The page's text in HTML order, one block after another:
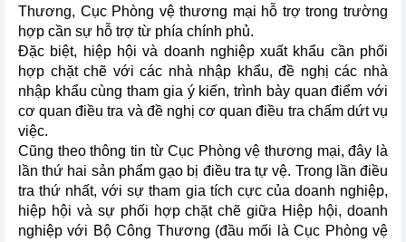
Thương, Cục Phòng vệ thương mại hỗ trợ trong trường
hợp cần sự hỗ trợ từ phía chính phủ.
Đặc biệt, hiệp hội và doanh nghiệp xuất khẩu cần phối
hợp chặt chẽ với các nhà nhập khẩu, đề nghị các nhà
nhập khẩu cùng tham gia ý kiến, trình bày quan điểm với
cơ quan điều tra và đề nghị cơ quan điều tra chấm dứt vụ
việc.
Cũng theo thông tin từ Cục Phòng vệ thương mại, đây là
lần thứ hai sản phẩm gạo bị điều tra tự vệ. Trong lần điều
tra thứ nhất, với sự tham gia tích cực của doanh nghiệp,
hiệp hội và sự phối hợp chặt chẽ giữa Hiệp hội, doanh
nghiệp với Bộ Công Thương (đầu mối là Cục Phòng vệ